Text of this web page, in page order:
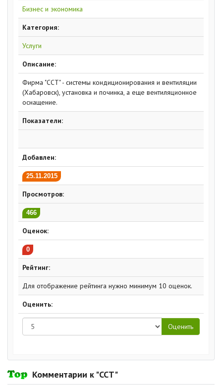
Бизнес и экономика
Категория:
Услуги
Описание:
Фирма "ССТ" - системы кондиционирования и вентиляции
(Хабаровск), установка и починка, а еще вентиляционное
оснащение.
Показатели:
Добавлен:
25.11.2015
Просмотров:
466
Оценок:
0
Рейтинг:
Для отображение рейтинга нужно минимум 10 оценок.
Оценить:
Комментарии к "ССТ"